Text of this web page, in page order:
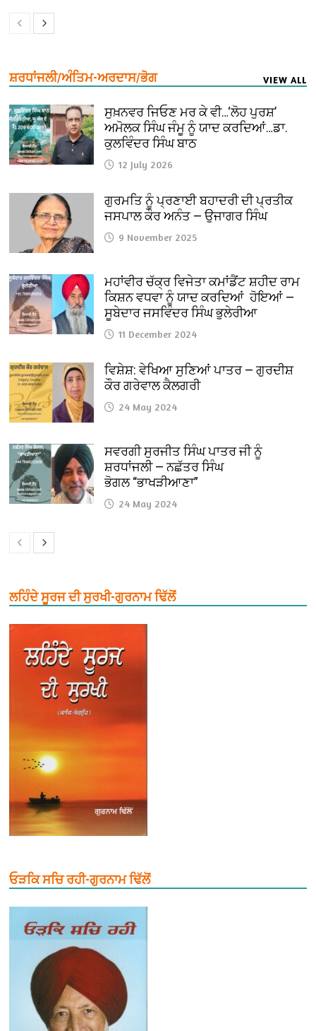
ਸ਼ਰਧਾਂਜਲੀ/ਅੰਤਿਮ-ਅਰਦਾਸ/ਭੋਗ VIEW ALL
ਸੁਖ਼ਨਵਰ ਜਿਓਣ ਮਰ ਕੇ ਵੀ…‘ਲੋਹ ਪੁਰਸ਼’
ਅਮੋਲਕ ਸਿੰਘ ਜੰਮੂ ਨੂੰ ਯਾਦ ਕਰਦਿਆਂ…ਡਾ.
ਕੁਲਵਿੰਦਰ ਸਿੰਘ ਬਾਠ
12 July 2026
ਗੁਰਮਤਿ ਨੂੰ ਪ੍ਰਣਾਈ ਬਹਾਦਰੀ ਦੀ ਪ੍ਰਤੀਕ
ਜਸਪਾਲ ਕੌਰ ਅਨੰਤ — ਉਜਾਗਰ ਸਿੰਘ
9 November 2025
ਮਹਾਂਵੀਰ ਚੱਕ੍ਰ ਵਿਜੇਤਾ ਕਮਾਂਡੈਂਟ ਸ਼ਹੀਦ ਰਾਮ
ਕਿਸ਼ਨ ਵਧਵਾ ਨੂੰ ਯਾਦ ਕਰਦਿਆਂ ਹੋਇਆਂ —
ਸੂਬੇਦਾਰ ਜਸਵਿੰਦਰ ਸਿੰਘ ਭੁਲੇਰੀਆ
11 December 2024
ਵਿਸ਼ੇਸ਼: ਵੇਖਿਆ ਸੁਣਿਆਂ ਪਾਤਰ — ਗੁਰਦੀਸ਼
ਕੌਰ ਗਰੇਵਾਲ ਕੈਲਗਰੀ
24 May 2024
ਸਵਰਗੀ ਸੁਰਜੀਤ ਸਿੰਘ ਪਾਤਰ ਜੀ ਨੂੰ
ਸ਼ਰਧਾਂਜਲੀ — ਨਛੱਤਰ ਸਿੰਘ
ਭੋਗਲ “ਭਾਖੜੀਆਣਾ”
24 May 2024
ਲਹਿੰਦੇ ਸੂਰਜ ਦੀ ਸੁਰਖੀ-ਗੁਰਨਾਮ ਢਿੱਲੋਂ
ਓੜਕਿ ਸਚਿ ਰਹੀ-ਗੁਰਨਾਮ ਢਿੱਲੋਂ